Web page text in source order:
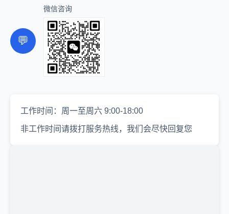
💬
微信咨询
工作时间：周一至周六 9:00-18:00
非工作时间请拨打服务热线，我们会尽快回复您